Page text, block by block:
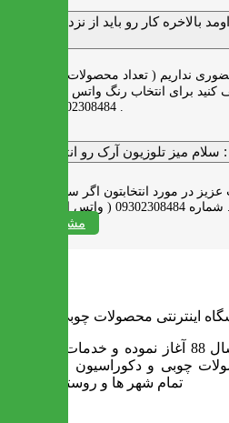
بالاخره کار رو باید از نزدیک دید
نداریم ( تعداد محصولات زیاد و فضای
کنید برای انتخاب رنگ واتس اپ به شماره
سلام میز تلوزیون آرک رو انتخاب کردم
در مورد انتخابتون اگر سوالی دارید به
شماره 09302308484 ( واتس اپ ) پیام بدید .
مشاهده همه
اینترنتی محصولات چوبی ایران میز
ایران میز فعالیت خود را از سال 88 آغاز نموده و خدمات آن عبارت
چوبی و دکوراسیون و ارسال به
تمام شهر ها و روستاهای کشور